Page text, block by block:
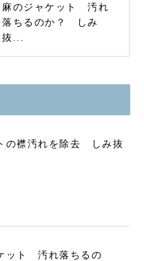
麻のジャケット 汚れ
落ちるのか？ しみ
抜...
の襟汚れを除去 しみ抜
ット 汚れ落ちるの